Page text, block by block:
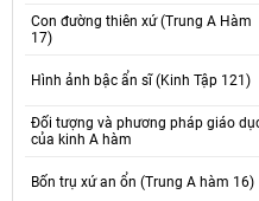
Con đường thiên xứ (Trung A Hàm
17)
Hình ảnh bậc ẩn sĩ (Kinh Tập 121)
Đối tượng và phương pháp giáo
của kinh A hàm
Bốn trụ xứ an ổn (Trung A hàm 16)